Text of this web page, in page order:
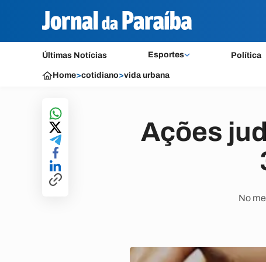
Últimas Notícias Esportes Política
Home>cotidiano>vida urbana
Ações
No